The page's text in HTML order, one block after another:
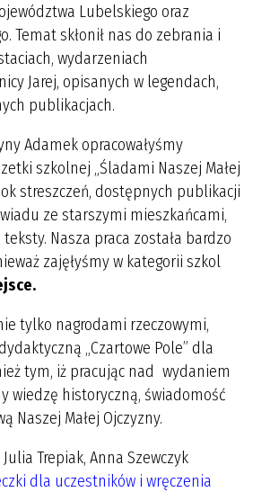
Lubelskiego oraz
Temat skłonił nas do zebrania i
wydarzeniach
Jarej, opisanych w legendach,
publikacjach.
Adamek opracowałyśmy
szkolnej „Śladami Naszej Małej
streszczeń, dostępnych publikacji
ze starszymi mieszkańcami,
Nasza praca została bardzo
zajęłyśmy w kategorii szkol
tylko nagrodami rzeczowymi,
„Czartowe Pole” dla
tym, iż pracując nad wydaniem
wiedzę historyczną, świadomość
Naszej Małej Ojczyzny.
Trepiak, Anna Szewczyk
dla uczestników i wręczenia